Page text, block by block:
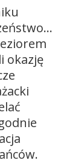
okazję